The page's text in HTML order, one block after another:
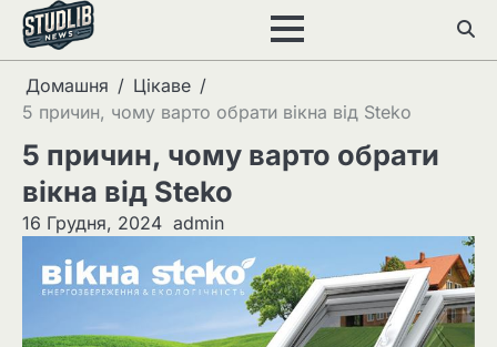
Перейти
вмісту
Домашня
Цікаве
5 причин, чому варто обрати вікна від Steko
5 причин, чому варто обрати
вікна від Steko
16 Грудня, 2024 admin